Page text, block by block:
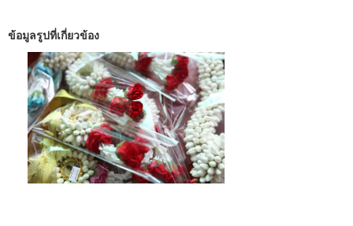
ข้อมูลรูปที่เกี่ยวข้อง